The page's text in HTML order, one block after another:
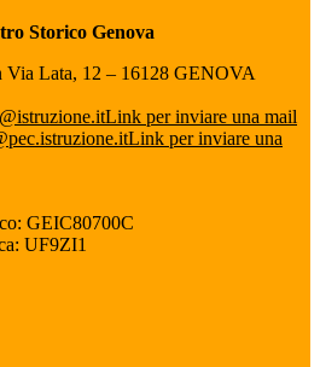
Storico Genova
Via Lata, 12 – 16128 GENOVA
Link per inviare una mail
Link per inviare una
GEIC80700C
UF9ZI1